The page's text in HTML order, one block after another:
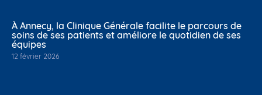
À Annecy, la Clinique Générale facilite le parcours de
soins de ses patients et améliore le quotidien de ses
équipes
12 février 2026